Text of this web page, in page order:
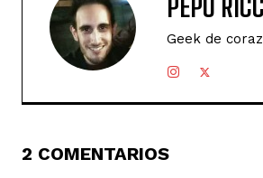
Geek de
2 COMENTARIOS